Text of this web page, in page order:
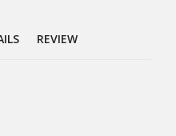
REVIEW